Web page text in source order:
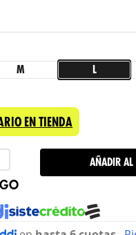
M L
EN TIENDA
AÑADIR AL